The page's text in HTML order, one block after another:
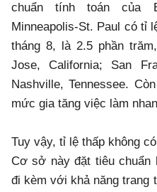
chuẩn tính toán của
Minneapolis-St. Paul có tỉ
tháng 8, là 2.5 phần
Jose, California; San
Nashville, Tennessee.
mức gia tăng việc làm
Tuy vậy, tỉ lệ thấp không
Cơ sở này đặt tiêu
đi kèm với khả năng trang